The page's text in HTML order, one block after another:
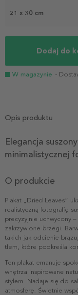
21 x 30 cm
Dodaj do
W magazynie -
Opis produktu
Elegancja
minimalistycznej
O produkcie
Plakat „Dried Leaves”
realistyczną fotografię
precyzyjnie uchwycony
zakrzywione brzegi.
takich jak odcienie
tłem, które podkreśla
Ten plakat emanuje
wnętrza inspirowane
stylem. Nadaje się do
atmosferę. Świetnie